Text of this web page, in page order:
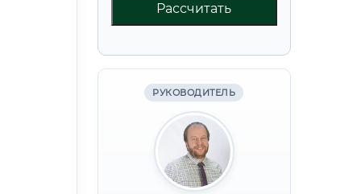
Рассчитать
РУКОВОДИТЕЛЬ